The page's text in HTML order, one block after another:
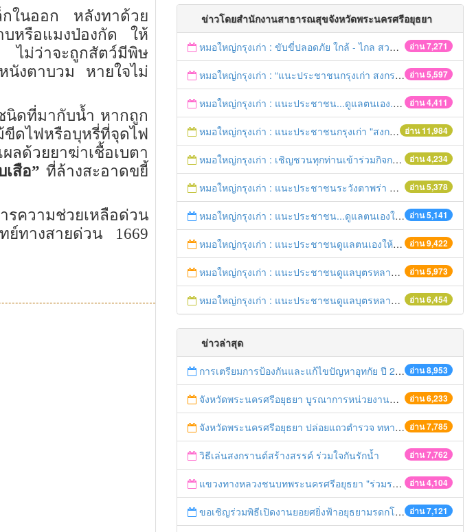
กในออก หลังทาด้วย
หรือแมงป่องกัด ให้
ไม่ว่าจะถูกสัตว์มีพิษ
งตาบวม หายใจไม่
นิดที่มากับน้ำ หากถูก
ขีดไฟหรือบุหรี่ที่จุดไฟ
ด้วยยาฆ่าเชื้อเบตา
เสือ” ที่ล้างสะอาดขยี้
รความช่วยเหลือด่วน
ย์ทางสายด่วน 1669
ข่าวโดยสำนักงานสาธารณสุขจังหวัดพระนครศรีอยุธยา
อ่าน 7,271
หมอใหญ่กรุงเก่า : ขับขี่ปลอดภัย ใกล้ - ไกล สวมหมวกนิรภัย
อ่าน 5,597
หมอใหญ่กรุงเก่า : “แนะประชาชนกรุงเก่า สงกรานต์ร่วมขับขี่ปลอดภัย
อ่าน 4,411
หมอใหญ่กรุงเก่า : แนะประชาชน...ดูแลตนเอง...“รับมือภัยแล้ง”
อ่าน 11,984
หมอใหญ่กรุงเก่า : แนะประชาชนกรุงเก่า "สงกรานต์ขับขี่ปลอดภัย"
อ่าน 4,234
หมอใหญ่กรุงเก่า : เชิญชวนทุกท่านเข้าร่วมกิจกรรมวิ่งเพื่อสุขภาพ 7เมษายนนี้ 5โมงเย็น
อ่าน 5,378
หมอใหญ่กรุงเก่า : แนะประชาชนระวังตาพร่า ปวดศีรษะ ชาครึ่งซีก เสี่ยงอัมพฤกษ์ อัมพาต
อ่าน 5,141
หมอใหญ่กรุงเก่า : แนะประชาชน...ดูแลตนเองให้ห่างไกลโรค...ในช่วงฤดูร้อน
อ่าน 9,422
หมอใหญ่กรุงเก่า : แนะประชาชนดูแลตนเองให้ห่างไกลวัณโรค
อ่าน 5,973
หมอใหญ่กรุงเก่า : แนะประชาชนดูแลบุตรหลาน ป้องกันเด็กจมน้ำตายในช่วงฤดูร้อน
อ่าน 6,454
หมอใหญ่กรุงเก่า : แนะประชาชนดูแลบุตรหลาน ป้องกันเด็กจมน้ำตายในช่วงฤดูร้อน
ข่าวล่าสุด
อ่าน 8,953
การเตรียมการป้องกันและแก้ไขปัญหาอุทกัย ปี 2561
อ่าน 6,233
จังหวัดพระนครศรีอยุธยา บูรณาการหน่วยงานที่เกี่ยวข้อง ลงพื้นที่จัดระเบียบและดำเนินมาตรการตามบทลงโทษสูงสุดกับผู้ประกอบการร้านค้าที่ยังฝ่าฝืนตั้งร้านค้ารุกล้ำเขตพื้นที่ทางหลวง เตรียมความปลอดภัยก่อนเทศกาลสงกรานต์
อ่าน 7,785
จังหวัดพระนครศรีอยุธยา ปล่อยแถวตำรวจ ทหาร ฝ่ายปกครอง กว่า 100 นาย ตรวจเข้มท่ารถสาธารณะ สถานีขนส่งรถโดยสาร วินรถตู้ และสถานีรถไฟ เตรียมรับมือเทศกาลสงกรานต์
อ่าน 7,762
วิธีเล่นสงกรานต์สร้างสรรค์ ร่วมใจกันรักน้ำ
อ่าน 4,104
แขวงทางหลวงชนบทพระนครศรีอยุธยา "ร่วมรณรงค์ ขับช้า เปิดไฟหน้า คาดเข็มขัด" เทศกาลสงกรานต์ ปี 2561
อ่าน 7,121
ขอเชิญร่วมพิธีเปิดงานยอยศยิ่งฟ้าอยุธยามรดกโลก